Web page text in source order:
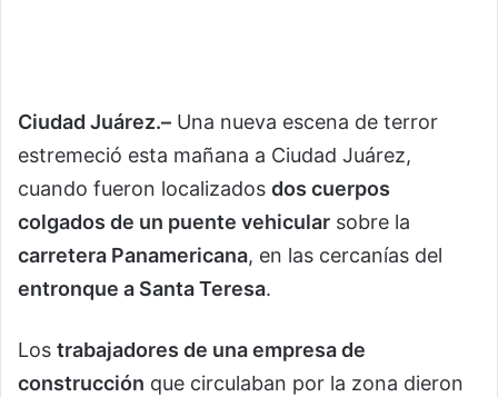
Ciudad Juárez.– Una nueva escena de terror
estremeció esta mañana a Ciudad Juárez,
cuando fueron localizados dos cuerpos
colgados de un puente vehicular sobre la
carretera Panamericana, en las cercanías del
entronque a Santa Teresa.
Los trabajadores de una empresa de
construcción que circulaban por la zona dieron